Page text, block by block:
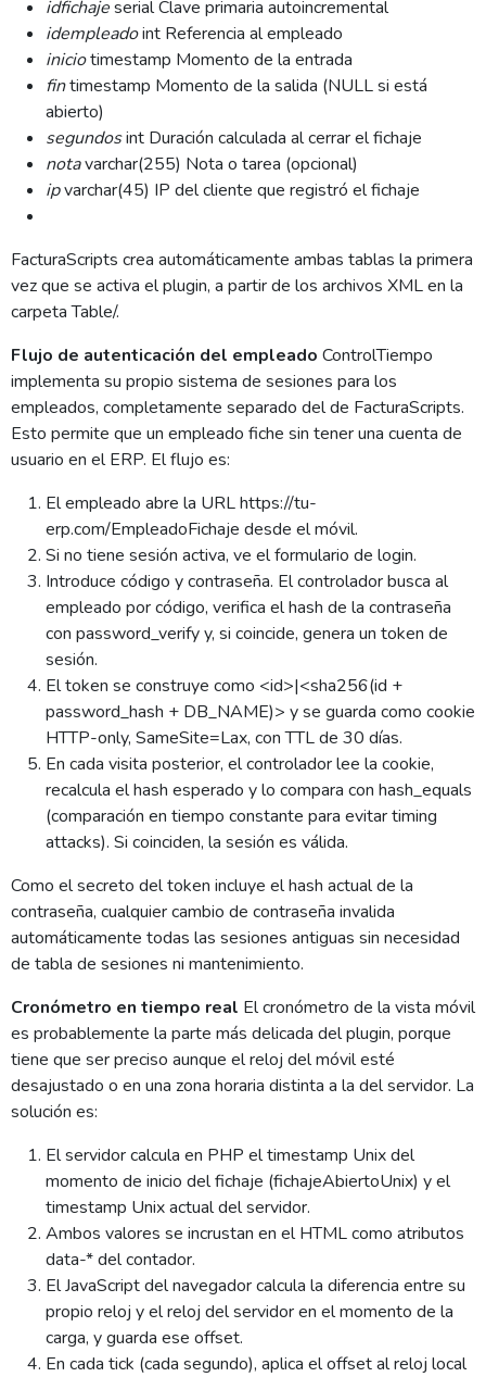
idfichajeserial Clave primaria autoincremental
idempleadoint Referencia al empleado
iniciotimestamp Momento de la entrada
fintimestamp Momento de la salida (NULL si está
abierto)
segundosint Duración calculada al cerrar el fichaje
notavarchar(255) Nota o tarea (opcional)
ipvarchar(45) IP del cliente que registró el fichaje
FacturaScripts crea automáticamente ambas tablas la primera
vez que se activa el plugin, a partir de los archivos XML en la
carpeta Table/.
Flujo de autenticación del empleado ControlTiempo
implementa su propio sistema de sesiones para los
empleados, completamente separado del de FacturaScripts.
Esto permite que un empleado fiche sin tener una cuenta de
usuario en el ERP. El flujo es:
El empleado abre la URL https://tu-
erp.com/EmpleadoFichaje desde el móvil.
Si no tiene sesión activa, ve el formulario de login.
Introduce código y contraseña. El controlador busca al
empleado por código, verifica el hash de la contraseña
con password_verify y, si coincide, genera un token de
sesión.
El token se construye como <id>|<sha256(id +
password_hash + DB_NAME)> y se guarda como cookie
HTTP-only, SameSite=Lax, con TTL de 30 días.
En cada visita posterior, el controlador lee la cookie,
recalcula el hash esperado y lo compara con hash_equals
(comparación en tiempo constante para evitar timing
attacks). Si coinciden, la sesión es válida.
Como el secreto del token incluye el hash actual de la
contraseña, cualquier cambio de contraseña invalida
automáticamente todas las sesiones antiguas sin necesidad
de tabla de sesiones ni mantenimiento.
Cronómetro en tiempo real El cronómetro de la vista móvil
es probablemente la parte más delicada del plugin, porque
tiene que ser preciso aunque el reloj del móvil esté
desajustado o en una zona horaria distinta a la del servidor. La
solución es:
El servidor calcula en PHP el timestamp Unix del
momento de inicio del fichaje (fichajeAbiertoUnix) y el
timestamp Unix actual del servidor.
Ambos valores se incrustan en el HTML como atributos
data-* del contador.
El JavaScript del navegador calcula la diferencia entre su
propio reloj y el reloj del servidor en el momento de la
carga, y guarda ese offset.
En cada tick (cada segundo), aplica el offset al reloj local